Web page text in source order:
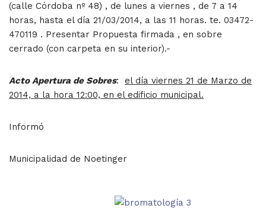
(calle Córdoba nº 48) , de lunes a viernes , de 7 a 14
horas, hasta el día 21/03/2014, a las 11 horas. te. 03472-
470119 . Presentar Propuesta firmada , en sobre
cerrado (con carpeta en su interior).-
Acto Apertura de Sobres: el día viernes 21 de Marzo de
2014, a la hora 12:00, en el edificio municipal.
Informó
Municipalidad de Noetinger